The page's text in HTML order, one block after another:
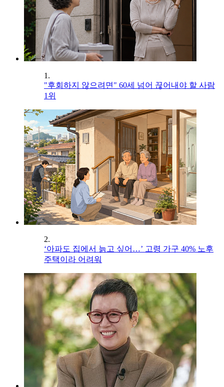
1.
"후회하지 않으려면" 60세 넘어 끊어내야 할 사람
1위
2.
‘아파도 집에서 늙고 싶어…’ 고령 가구 40% 노후
주택이라 어려워